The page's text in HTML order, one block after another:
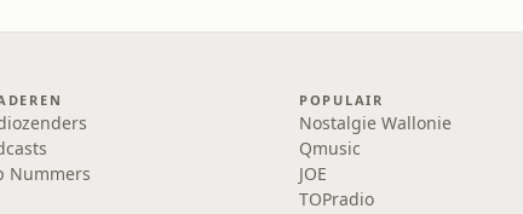
Nummers
POPULAIR
Nostalgie Wallonie
Qmusic
JOE
TOPradio